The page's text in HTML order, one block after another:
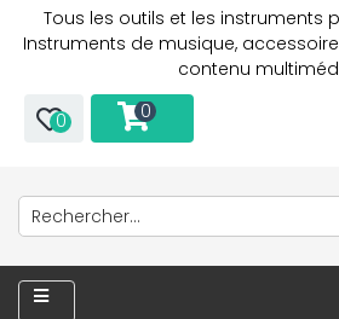
Tous les outils et les instruments
Instruments de musique,
contenu
0 0